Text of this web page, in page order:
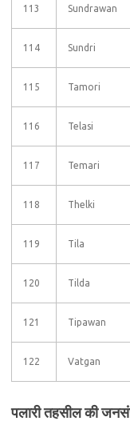
113 Sundrawan
114 Sundri
115 Tamori
116 Telasi
117 Temari
118 Thelki
119 Tila
120 Tilda
121 Tipawan
122 Vatgan
पलारी तहसील की